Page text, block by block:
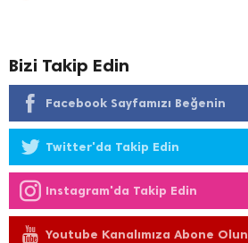
Bizi Takip Edin
Facebook Sayfamızı Beğenin
Twitter'da Takip Edin
Instagram'da Takip Edin
Youtube Kanalımıza Abone Olun